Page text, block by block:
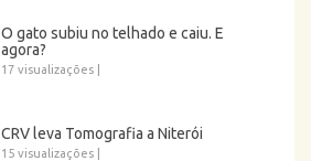
O gato subiu no telhado e caiu. E
agora?
17 visualizações
CRV leva Tomografia a Niterói
15 visualizações